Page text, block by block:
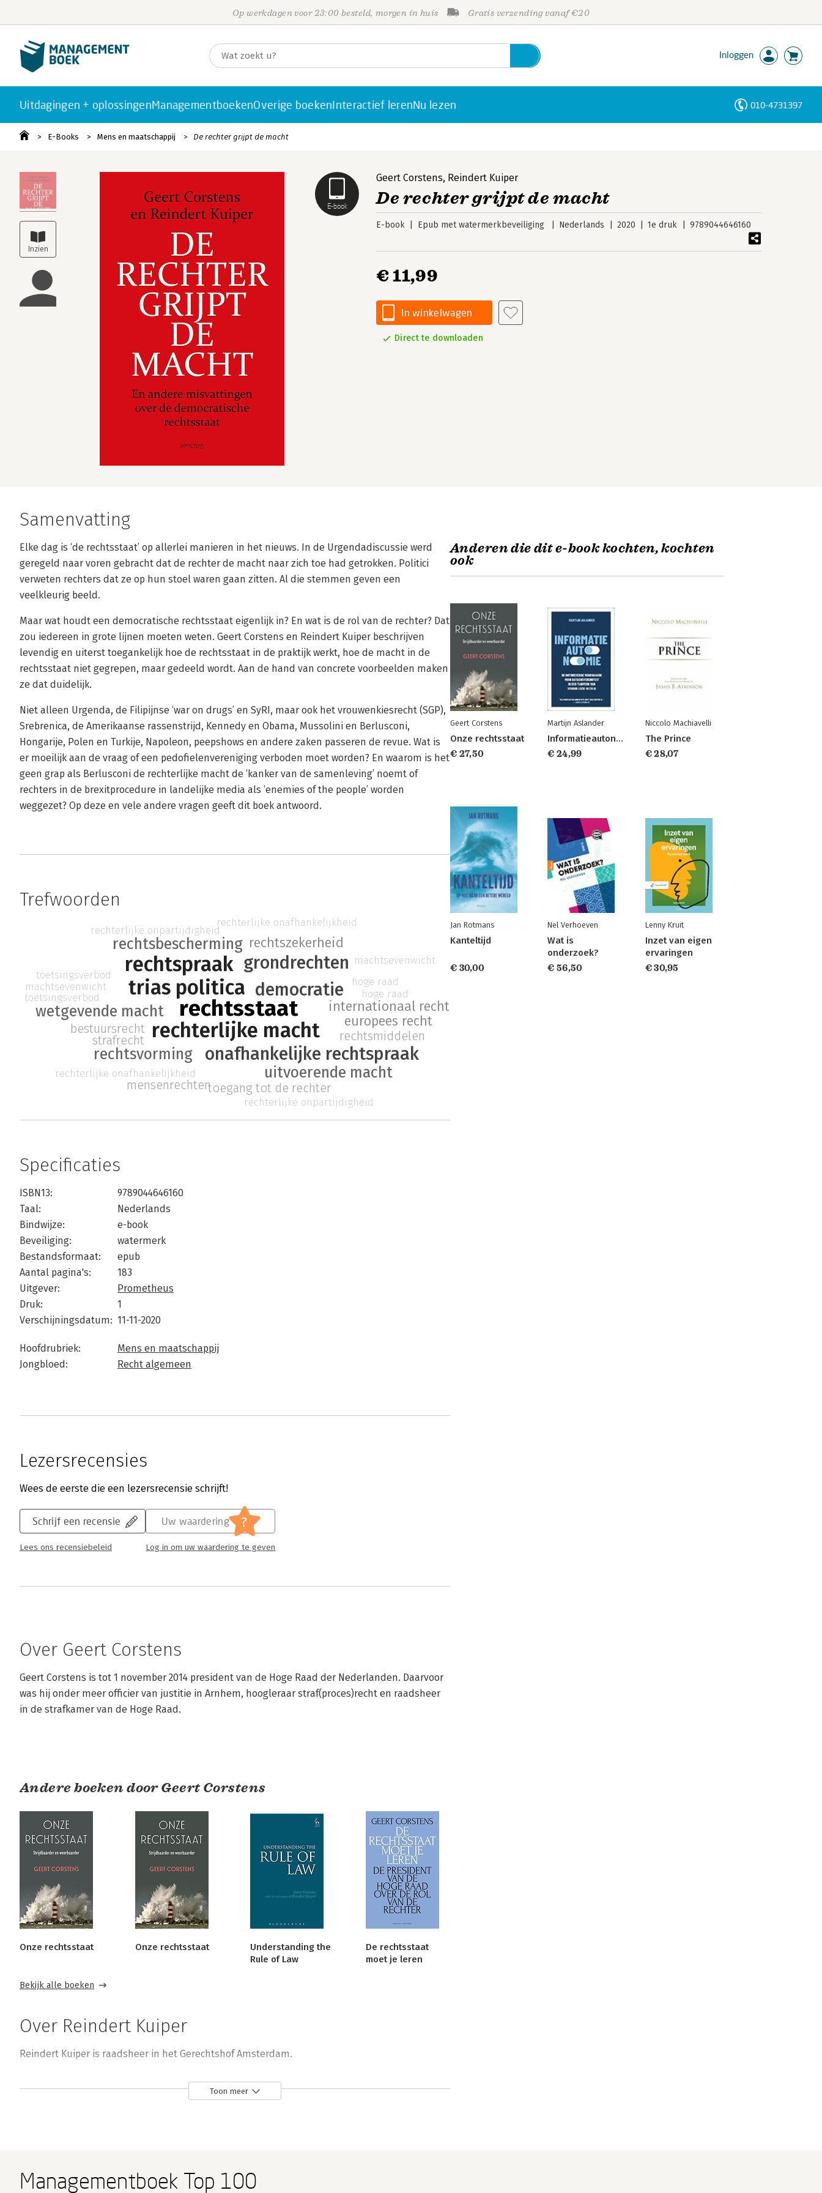
Op werkdagen voor 23:00 besteld, morgen in huis Gratis verzending vanaf €20
Inloggen
Uitdagingen + oplossingenManagementboekenOverige boekenInteractief lerenNu lezen 010-4731397
E-Books Mens en maatschappij De rechter grijpt de macht
E-book
Geert Corstens, Reindert Kuiper
De rechter grijpt de macht
E-book Epub met watermerkbeveiliging Nederlands 2020 1e druk 9789044646160
€ 11,99
In winkelwagen
Direct te downloaden
Samenvatting
Elke dag is ‘de rechtsstaat’ op allerlei manieren in het nieuws. In de Urgendadiscussie werd
geregeld naar voren gebracht dat de rechter de macht naar zich toe had getrokken. Politici
verweten rechters dat ze op hun stoel waren gaan zitten. Al die stemmen geven een
veelkleurig beeld.
Maar wat houdt een democratische rechtsstaat eigenlijk in? En wat is de rol van de rechter? Dat
zou iedereen in grote lijnen moeten weten. Geert Corstens en Reindert Kuiper beschrijven
levendig en uiterst toegankelijk hoe de rechtsstaat in de praktijk werkt, hoe de macht in de
rechtsstaat niet gegrepen, maar gedeeld wordt. Aan de hand van concrete voorbeelden maken
ze dat duidelijk.
Niet alleen Urgenda, de Filipijnse ‘war on drugs’ en SyRI, maar ook het vrouwenkiesrecht (SGP),
Srebrenica, de Amerikaanse rassenstrijd, Kennedy en Obama, Mussolini en Berlusconi,
Hongarije, Polen en Turkije, Napoleon, peepshows en andere zaken passeren de revue. Wat is
er moeilijk aan de vraag of een pedofielenvereniging verboden moet worden? En waarom is het
geen grap als Berlusconi de rechterlijke macht de ‘kanker van de samenleving’ noemt of
rechters in de brexitprocedure in landelijke media als ‘enemies of the people’ worden
weggezet? Op deze en vele andere vragen geeft dit boek antwoord.
Trefwoorden
rechtsstaat
rechterlijke macht
trias politica
rechtspraak grondrechten
onafhankelijke rechtspraak
democratie
rechtsvorming
wetgevende macht
rechtsbescherming
uitvoerende macht
rechtszekerheid
internationaal recht
europees recht
rechtsmiddelen
toegang tot de rechter
strafrecht
mensenrechten
bestuursrecht
rechterlijke onafhankelijkheid
toetsingsverbod
rechterlijke onpartijdigheid
hoge raad
machtsevenwicht
rechterlijke onafhankelijkheid
toetsingsverbod
rechterlijke onpartijdigheid
hoge raad
machtsevenwicht
Specificaties
ISBN13:
9789044646160
Taal:
Nederlands
Bindwijze:
e-book
Beveiliging:
watermerk
Bestandsformaat:
epub
Aantal pagina's:
183
Uitgever:
Prometheus
Druk:
1
Verschijningsdatum: 11-11-2020
Hoofdrubriek:
Mens en maatschappij
Jongbloed:
Recht algemeen
Lezersrecensies
Wees de eerste die een lezersrecensie schrijft!
Schrijf een recensie
Lees ons recensiebeleid
Uw waardering ?
Log in om uw waardering te geven
Over Geert Corstens
Geert Corstens is tot 1 november 2014 president van de Hoge Raad der Nederlanden. Daarvoor
was hij onder meer officier van justitie in Arnhem, hoogleraar straf(proces)recht en raadsheer
in de strafkamer van de Hoge Raad.
Andere boeken door Geert Corstens
Onze rechtsstaat Onze rechtsstaat
Understanding the
Rule of Law
De rechtsstaat
moet je leren
Bekijk alle boeken
Over Reindert Kuiper
Reindert Kuiper is raadsheer in het Gerechtshof Amsterdam.
Toon meer
Anderen die dit e-book kochten, kochten
ook
Geert Corstens
Onze rechtsstaat
€ 27,50
Martijn Aslander
Informatieautonomie
€ 24,99
Niccolo Machiavelli
The Prince
€ 28,07
Jan Rotmans
Kanteltijd
€ 30,00
Nel Verhoeven
Wat is
onderzoek?
€ 56,50
Lenny Kruit
Inzet van eigen
ervaringen
€ 30,95
Managementboek Top 100
Personen